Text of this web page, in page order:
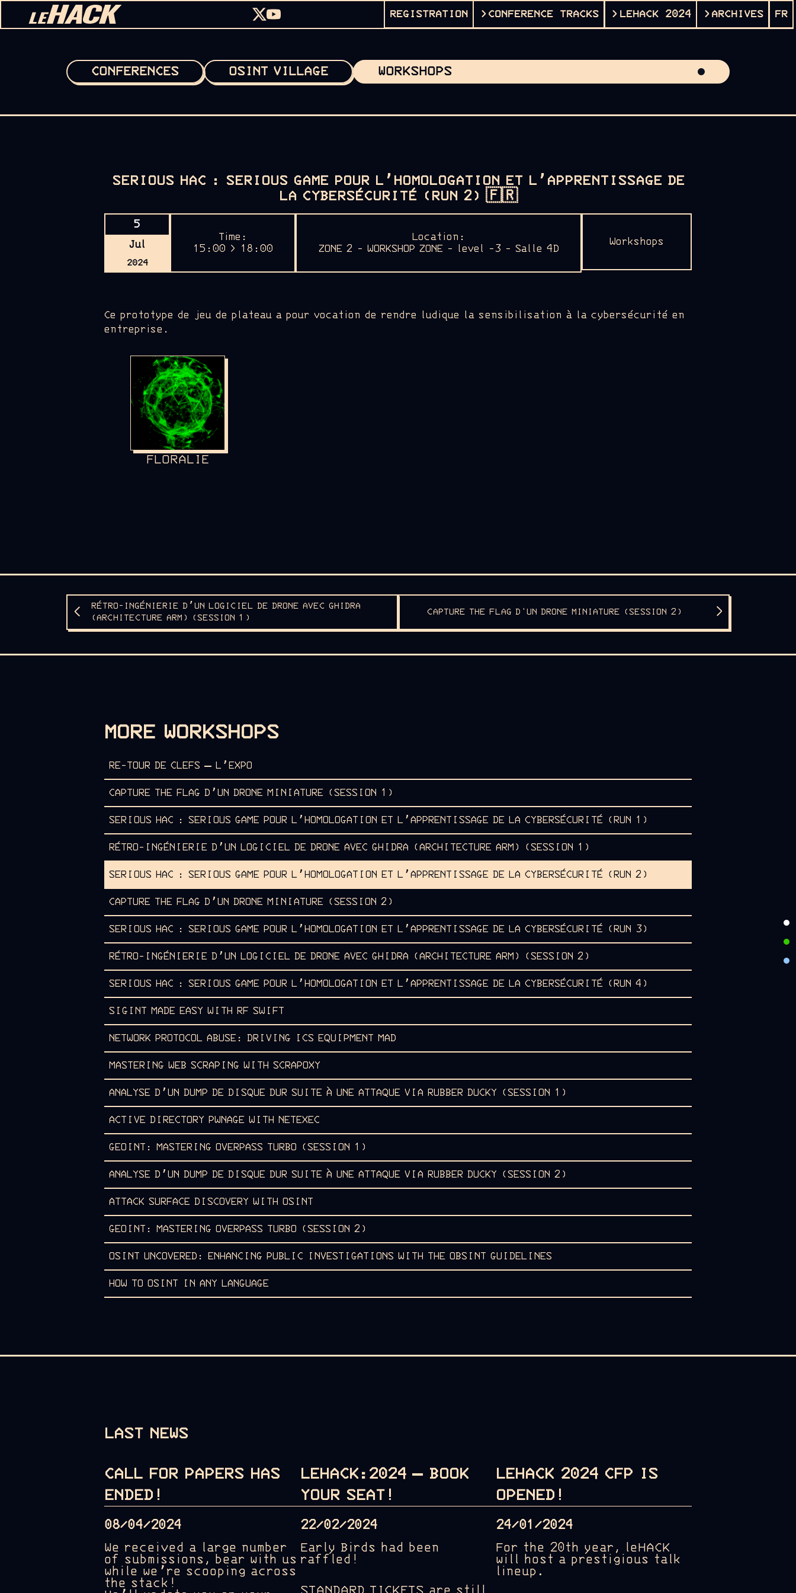
Skip to content
REGISTRATION CONFERENCE TRACKS LEHACK 2024 ARCHIVES FR
CONFERENCES OSINT VILLAGE WORKSHOPS
SERIOUS HAC : SERIOUS GAME POUR L’HOMOLOGATION ET L’APPRENTISSAGE DE
LA CYBERSÉCURITÉ (RUN 2) 🇫🇷
5
Jul
2024
Time:
15:00 > 18:00
Location:
ZONE 2 - WORKSHOP ZONE - level -3 - Salle 4D
Workshops
Ce prototype de jeu de plateau a pour vocation de rendre ludique la sensibilisation à la cybersécurité en
entreprise.
FLORALIE
RÉTRO-INGÉNIERIE D’UN LOGICIEL DE DRONE AVEC GHIDRA
(ARCHITECTURE ARM) (SESSION 1)
CAPTURE THE FLAG D'UN DRONE MINIATURE (SESSION 2)
MORE WORKSHOPS
RE-TOUR DE CLEFS – L’EXPO
CAPTURE THE FLAG D’UN DRONE MINIATURE (SESSION 1)
SERIOUS HAC : SERIOUS GAME POUR L’HOMOLOGATION ET L’APPRENTISSAGE DE LA CYBERSÉCURITÉ (RUN 1)
RÉTRO-INGÉNIERIE D’UN LOGICIEL DE DRONE AVEC GHIDRA (ARCHITECTURE ARM) (SESSION 1)
SERIOUS HAC : SERIOUS GAME POUR L’HOMOLOGATION ET L’APPRENTISSAGE DE LA CYBERSÉCURITÉ (RUN 2)
CAPTURE THE FLAG D’UN DRONE MINIATURE (SESSION 2)
SERIOUS HAC : SERIOUS GAME POUR L’HOMOLOGATION ET L’APPRENTISSAGE DE LA CYBERSÉCURITÉ (RUN 3)
RÉTRO-INGÉNIERIE D’UN LOGICIEL DE DRONE AVEC GHIDRA (ARCHITECTURE ARM) (SESSION 2)
SERIOUS HAC : SERIOUS GAME POUR L’HOMOLOGATION ET L’APPRENTISSAGE DE LA CYBERSÉCURITÉ (RUN 4)
SIGINT MADE EASY WITH RF SWIFT
NETWORK PROTOCOL ABUSE: DRIVING ICS EQUIPMENT MAD
MASTERING WEB SCRAPING WITH SCRAPOXY
ANALYSE D’UN DUMP DE DISQUE DUR SUITE À UNE ATTAQUE VIA RUBBER DUCKY (SESSION 1)
ACTIVE DIRECTORY PWNAGE WITH NETEXEC
GEOINT: MASTERING OVERPASS TURBO (SESSION 1)
ANALYSE D’UN DUMP DE DISQUE DUR SUITE À UNE ATTAQUE VIA RUBBER DUCKY (SESSION 2)
ATTACK SURFACE DISCOVERY WITH OSINT
GEOINT: MASTERING OVERPASS TURBO (SESSION 2)
OSINT UNCOVERED: ENHANCING PUBLIC INVESTIGATIONS WITH THE OBSINT GUIDELINES
HOW TO OSINT IN ANY LANGUAGE
LAST NEWS
CALL FOR PAPERS HAS
ENDED!
08/04/2024
We received a large number
of submissions, bear with us
while we’re scooping across
the stack!
LEHACK:2024 – BOOK
YOUR SEAT!
22/02/2024
Early Birds had been
raffled!
LEHACK 2024 CFP IS
OPENED!
24/01/2024
For the 20th year, leHACK
will host a prestigious talk
lineup.